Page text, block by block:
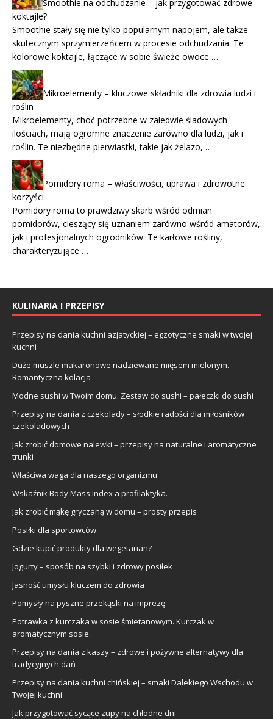
Smoothie na odchudzanie – jak przygotować zdrowe
koktajle?
Smoothie stały się nie tylko popularnym napojem, ale także
skutecznym sprzymierzeńcem w procesie odchudzania. Te
kolorowe koktajle, łączące w sobie świeże owoce …
Mikroelementy – kluczowe składniki dla zdrowia ludzi i
roślin
Mikroelementy, choć potrzebne w zaledwie śladowych
ilościach, mają ogromne znaczenie zarówno dla ludzi, jak i
roślin. Te niezbędne pierwiastki, takie jak żelazo, …
Pomidory roma – właściwości, uprawa i zdrowotne
korzyści
Pomidory roma to prawdziwy skarb wśród odmian
pomidorów, cieszący się uznaniem zarówno wśród amatorów,
jak i profesjonalnych ogrodników. Te karłowe rośliny,
charakteryzujące …
KULINARIA I PRZEPISY
Przepisy na dania kuchni azjatyckiej – egzotyczne smaki w twojej
kuchni
Duże muszle makaronowe nadziewane mięsem mielonym.
Romantyczna kolacja
Modne sushi w Twoim domu. Zestaw do sushi – pałeczki do sushi
Przepisy na dania z czekolady – słodkie radości dla miłośników
czekoladowych
Jak zrobić domowe nalewki – przepisy na naturalne i aromatyczne
trunki
Właściwa waga dla naszego organizmu
Wskaźnik Body Mass Index a profilaktyka.
Jak zrobić mąkę gryczaną w domu – prosty przepis
Posiłki dla sportowców
Gdzie kupić produkty dla wegetarian?
Jogurty – sposób na szybki i zdrowy posiłek
Jasność umysłu kluczem do zdrowia
Pomysły na pyszne przekąski na imprezę
Potrawka z kurczaka w sosie śmietanowym. Kurczak w
aromatycznym sosie.
Przepisy na dania z kaszy – zdrowe i pożywne alternatywy dla
tradycyjnych dań
Przepisy na dania kuchni chińskiej – smaki Dalekiego Wschodu w
Twojej kuchni
Jak przygotować sycące zupy na chłodne dni